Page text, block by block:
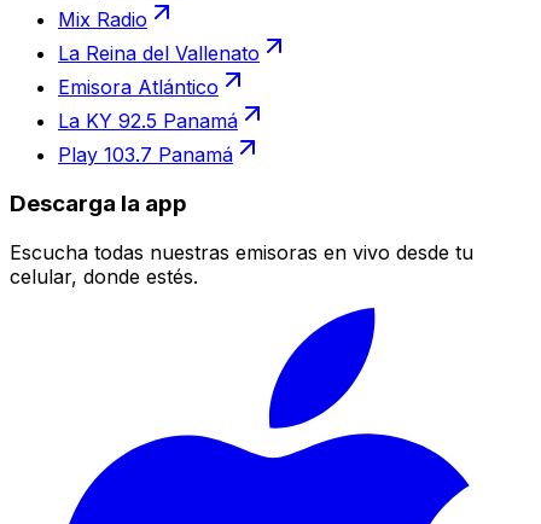
Mix Radio
La Reina del Vallenato
Emisora Atlántico
La KY 92.5 Panamá
Play 103.7 Panamá
Descarga la app
Escucha todas nuestras emisoras en vivo desde tu
celular, donde estés.